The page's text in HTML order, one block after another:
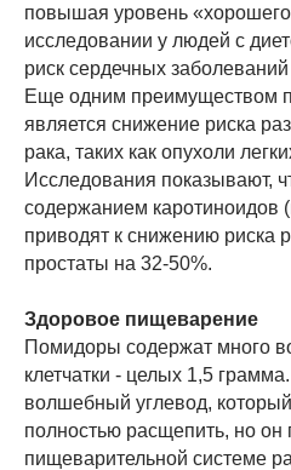
повышая уровень
исследовании у людей с
риск сердечных
Еще одним преимуществом
является снижение риска
рака, таких как опухоли
Исследования показывают,
содержанием каротиноидов
приводят к снижению риска
простаты на 32-50%.
Здоровое пищеварение
Помидоры содержат много
клетчатки - целых 1,5
волшебный углевод,
полностью расщепить, но он
пищеварительной системе